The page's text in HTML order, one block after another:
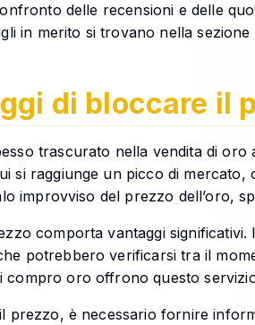
delle recensioni e delle
in merito si trovano nella sezione
di bloccare il
trascurato nella vendita di oro
si raggiunge un picco di
improvviso del prezzo dell’oro,
comporta vantaggi
potrebbero verificarsi tra il
compro oro offrono questo
prezzo, è necessario fornire